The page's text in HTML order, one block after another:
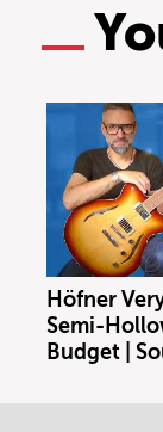
Höfner
Semi-
Budget |